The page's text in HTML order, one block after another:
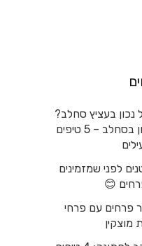
נכון בעציץ סחלב?
טיפול נכון בסחלב – 5 טיפים
לפני שמזמינים
😊
פרחים עם פרחי
מוצקין